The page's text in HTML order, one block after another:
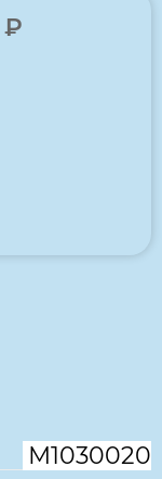
М1030020
₽